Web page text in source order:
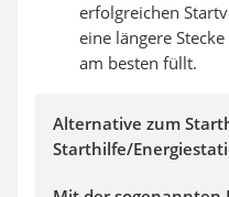
erfolgreichen
eine längere
am besten füllt.
Alternative zum
Starthilfe/